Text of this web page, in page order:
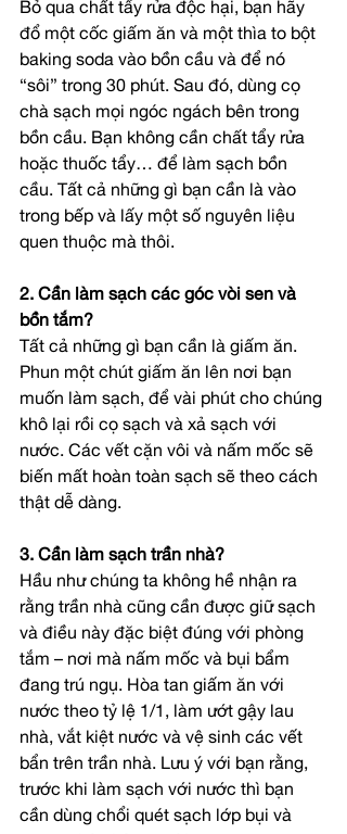
Bỏ qua chất tẩy rửa độc hại, bạn hãy
đổ một cốc giấm ăn và một thìa to bột
baking soda vào bồn cầu và để nó
“sôi” trong 30 phút. Sau đó, dùng cọ
chà sạch mọi ngóc ngách bên trong
bồn cầu. Bạn không cần chất tẩy rửa
hoặc thuốc tẩy… để làm sạch bồn
cầu. Tất cả những gì bạn cần là vào
trong bếp và lấy một số nguyên liệu
quen thuộc mà thôi.
2. Cần làm sạch các góc vòi sen và
bồn tắm?
Tất cả những gì bạn cần là giấm ăn.
Phun một chút giấm ăn lên nơi bạn
muốn làm sạch, để vài phút cho chúng
khô lại rồi cọ sạch và xả sạch với
nước. Các vết cặn vôi và nấm mốc sẽ
biến mất hoàn toàn sạch sẽ theo cách
thật dễ dàng.
3. Cần làm sạch trần nhà?
Hầu như chúng ta không hề nhận ra
rằng trần nhà cũng cần được giữ sạch
và điều này đặc biệt đúng với phòng
tắm – nơi mà nấm mốc và bụi bẩm
đang trú ngụ. Hòa tan giấm ăn với
nước theo tỷ lệ 1/1, làm ướt gậy lau
nhà, vắt kiệt nước và vệ sinh các vết
bẩn trên trần nhà. Lưu ý với bạn rằng,
trước khi làm sạch với nước thì bạn
cần dùng chổi quét sạch lớp bụi và